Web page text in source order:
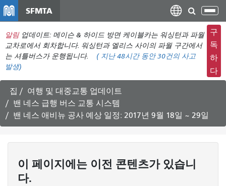
컨
텐
츠
건
너
뛰
기
SFMTA
탐
색
메
뉴
전
환
알림 업데이트: 메이슨 & 하이드 방면 케이블카는 워싱턴과 파월
교차로에서 회차합니다. 워싱턴과 엘리스 사이의 파월 구간에서
는 셔틀버스가 운행됩니다.
( 지난 48시간 동안30건의 사고
발생)
구
독
하
다
집
여행 및 대중교통 업데이트
밴 네스 급행 버스 교통 시스템
밴 네스 애비뉴 공사 예상 일정: 2017년 9월 18일 ~ 29일
이 페이지에는 이전 콘텐츠가 있습니
다.